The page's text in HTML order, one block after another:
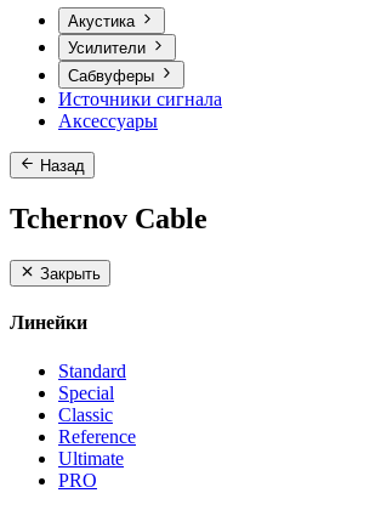
Акустика
Усилители
Сабвуферы
Источники сигнала
Аксессуары
Назад
Tchernov Cable
Закрыть
Линейки
Standard
Special
Classic
Reference
Ultimate
PRO